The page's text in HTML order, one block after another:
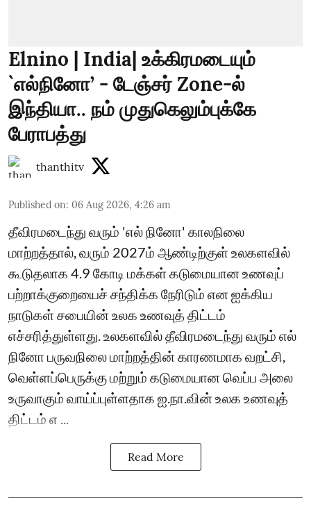
Elnino | India| உக்கிரமடையும்
`எல்நினோ’ - டேஞ்சர் Zone-ல்
இந்தியா.. நம் முதுகெலும்புக்கே
பேராபத்து
thanthitv
Published on: 06 Aug 2026, 4:26 am
தீவிரமடைந்து வரும் 'எல் நினோ' காலநிலை
மாற்றத்தால், வரும் 2027ம் ஆண்டிற்குள் உலகளவில்
கூடுதலாக 4.9 கோடி மக்கள் கடுமையான உணவுப்
பற்றாக்குறையைச் சந்திக்க நேரிடும் என ஐக்கிய
நாடுகள் சபையின் உலக உணவுத் திட்டம்
எச்சரித்துள்ளது. உலகளவில் தீவிரமடைந்து வரும் எல்
நினோ பருவநிலை மாற்றத்தின் காரணமாக வறட்சி,
வெள்ளப்பெருக்கு மற்றும் கடுமையான வெப்ப அலை
உருவாகும் வாய்ப்புள்ளதாக ஐ.நா.வின் உலக உணவுத்
திட்டம் எ ...
Read More